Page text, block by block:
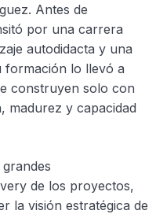
Antes de
por una carrera
autodidacta y una
formación lo llevó a
construyen solo con
madurez y capacidad
de los proyectos,
la visión estratégica de